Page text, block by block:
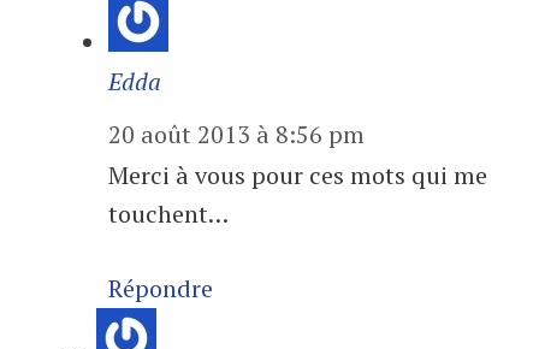
Edda
20 août 2013 à 8:56 pm
Merci à vous pour ces mots qui me
touchent…
Répondre